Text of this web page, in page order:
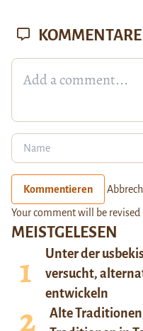
MEISTGELESEN
Unter der
versucht,
entwickeln
Alte
KOMMENTARE
Kommentieren
Your comment will be revised